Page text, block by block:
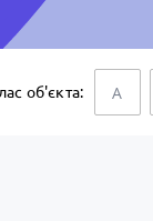
об'єкта: A